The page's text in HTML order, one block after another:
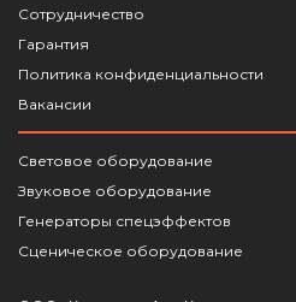
Сотрудничество
Гарантия
Политика конфиденциальности
Вакансии
Световое оборудование
Звуковое оборудование
Генераторы спецэффектов
Сценическое оборудование